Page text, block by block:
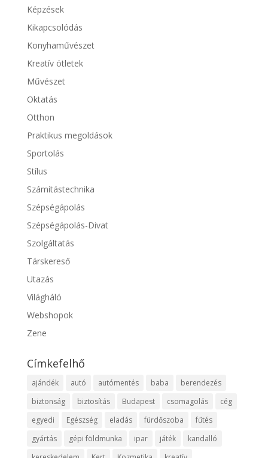
Képzések
Kikapcsolódás
Konyhaművészet
Kreatív ötletek
Művészet
Oktatás
Otthon
Praktikus megoldások
Sportolás
Stílus
Számítástechnika
Szépségápolás
Szépségápolás-Divat
Szolgáltatás
Társkereső
Utazás
Világháló
Webshopok
Zene
Címkefelhő
ajándék autó autómentés baba
berendezés
biztonság
biztosítás Budapest csomagolás
cég
egyedi
Egészség eladás fürdőszoba
fűtés
gyártás
gépi földmunka ipar játék
kandalló